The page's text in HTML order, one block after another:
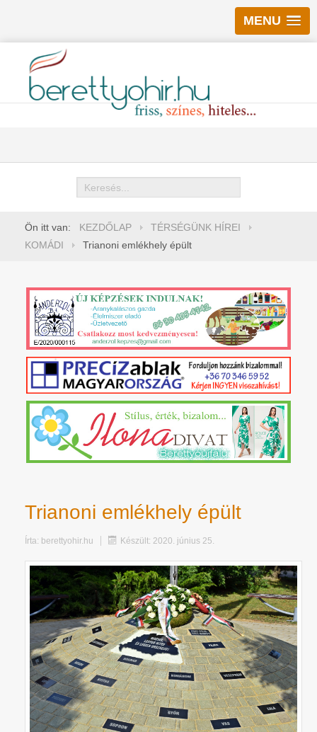
MENU
Keresés
Ön itt van: KEZDŐLAP
TÉRSÉGÜNK HÍREI
KOMÁDI
Trianoni emlékhely épült
Trianoni emlékhely épült
Írta: berettyohir.hu Készült: 2020. június 25.